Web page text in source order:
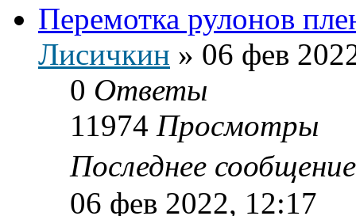
Перемотка рулонов
Лисичкин » 06 фев
0 Ответы
11974 Просмотры
Последнее
06 фев 2022, 12:17